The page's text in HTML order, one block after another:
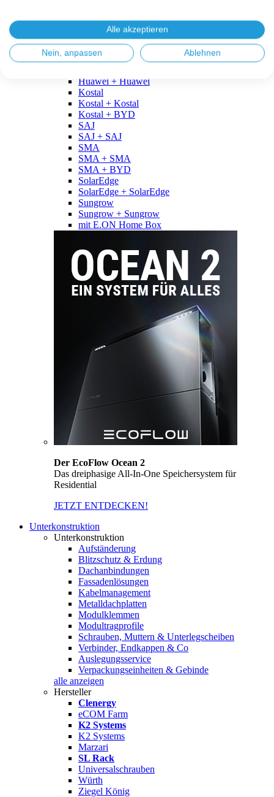
Fronius + BYD
GoodWe
GoodWe + GoodWe
GoodWe + BYD
Huawei + Huawei
Kostal
Kostal + Kostal
Kostal + BYD
SAJ
SAJ + SAJ
SMA
SMA + SMA
SMA + BYD
SolarEdge
SolarEdge + SolarEdge
Sungrow
Sungrow + Sungrow
mit E.ON Home Box
Der EcoFlow Ocean 2
Das dreiphasige All-In-One Speichersystem für
Residential
JETZT ENTDECKEN!
Unterkonstruktion
Unterkonstruktion
Aufständerung
Blitzschutz & Erdung
Dachanbindungen
Fassadenlösungen
Kabelmanagement
Metalldachplatten
Modulklemmen
Modultragprofile
Schrauben, Muttern & Unterlegscheiben
Verbinder, Endkappen & Co
Auslegungsservice
Verpackungseinheiten & Gebinde
alle anzeigen
Hersteller
Clenergy
eCOM Farm
K2 Systems
K2 Systems
Marzari
SL Rack
Universalschrauben
Würth
Ziegel König
Alle akzeptieren
Nein, anpassen Ablehnen